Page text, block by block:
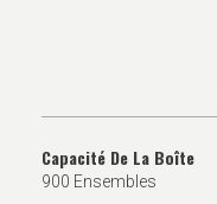
Capacité De La Boîte
900 Ensembles